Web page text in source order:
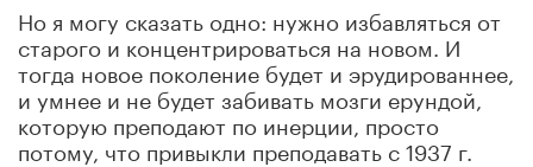
Но я могу сказать одно: нужно избавляться от
старого и концентрироваться на новом. И
тогда новое поколение будет и эрудированнее,
и умнее и не будет забивать мозги ерундой,
которую преподают по инерции, просто
потому, что привыкли преподавать с 1937 г.